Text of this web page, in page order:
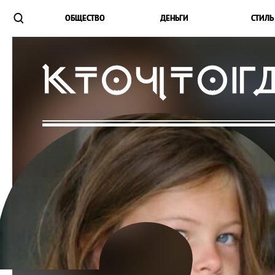
ОБЩЕСТВО ДЕНЬГИ